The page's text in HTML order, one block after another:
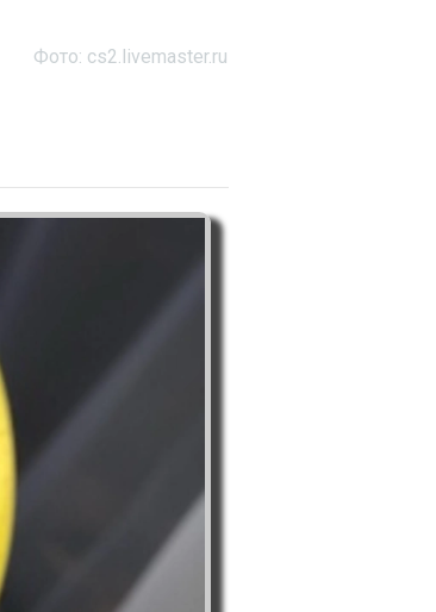
Фото: cs2.livemaster.ru